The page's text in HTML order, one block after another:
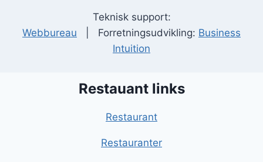
Teknisk support:
Webbureau | Forretningsudvikling: Business
Intuition
Restauant links
Restaurant
Restauranter